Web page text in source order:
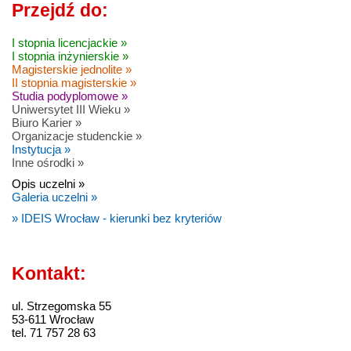
Przejdź do:
I stopnia licencjackie »
I stopnia inżynierskie »
Magisterskie jednolite »
II stopnia magisterskie »
Studia podyplomowe »
Uniwersytet III Wieku »
Biuro Karier »
Organizacje studenckie »
Instytucja »
Inne ośrodki »
Opis uczelni »
Galeria uczelni »
» IDEIS Wrocław - kierunki bez kryteriów
Kontakt:
ul. Strzegomska 55
53-611 Wrocław
tel. 71 757 28 63